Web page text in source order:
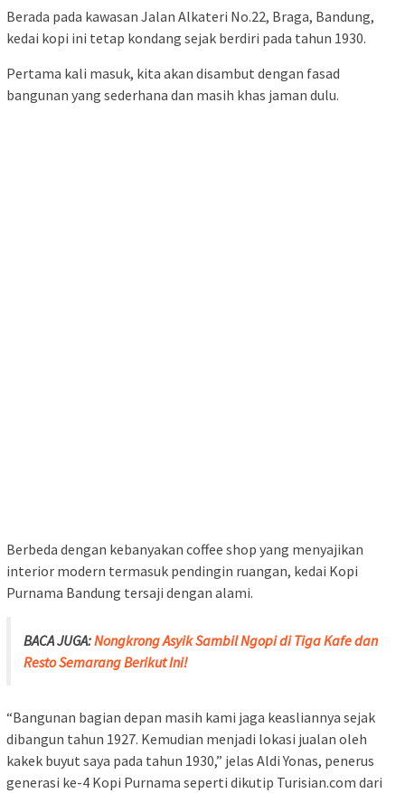
Berada pada kawasan Jalan Alkateri No.22, Braga, Bandung,
kedai kopi ini tetap kondang sejak berdiri pada tahun 1930.
Pertama kali masuk, kita akan disambut dengan fasad
bangunan yang sederhana dan masih khas jaman dulu.
Berbeda dengan kebanyakan coffee shop yang menyajikan
interior modern termasuk pendingin ruangan, kedai Kopi
Purnama Bandung tersaji dengan alami.
BACA JUGA:Nongkrong Asyik Sambil Ngopi di Tiga Kafe dan
Resto Semarang Berikut Ini!
“Bangunan bagian depan masih kami jaga keasliannya sejak
dibangun tahun 1927. Kemudian menjadi lokasi jualan oleh
kakek buyut saya pada tahun 1930,” jelas Aldi Yonas, penerus
generasi ke-4 Kopi Purnama seperti dikutip Turisian.com dari